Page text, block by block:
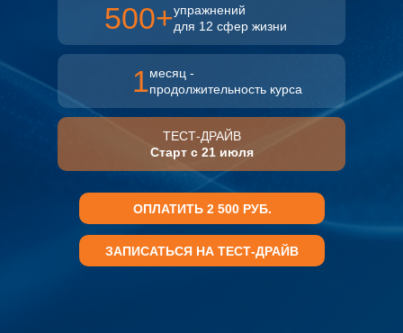
ЗАПИСАТЬСЯ НА ТЕСТ-ДРАЙВ
ОПЛАТИТЬ 2 500 РУБ.
500+упражнений
для 12 сфер жизни
1месяц -
продолжительность курса
ТЕСТ-ДРАЙВ
Старт с 21 июля